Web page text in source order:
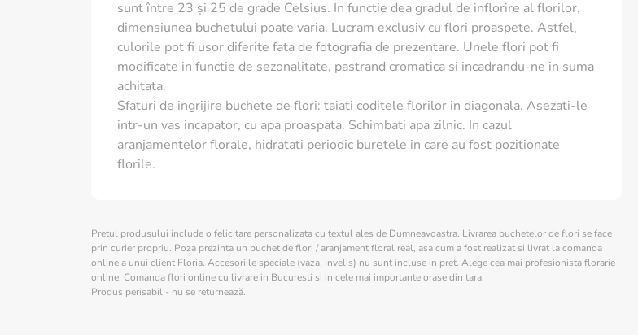
📅Detalii livrare:Ziua selectată în calendar este utilizată ca reper pentru
expediere, însă termenul exact de recepție poate fi influențat de logistica firmei
de transport.
🌿 Instrucțiuni pentru menținerea vitalității:
Protecție prin hidratare:
Pe durata transportului, lalelele dispun de o sursă
și rece.
Condiții de păstrare:Lalelele iubesc locurile răcoroase; evită plasarea lor
lângă ferestre însorite, calorifere sau în zone cu mulți curenți de aer.
sunt între 23 și 25 de grade Celsius. In functie dea gradul de inflorire al florilor,
dimensiunea buchetului poate varia. Lucram exclusiv cu flori proaspete. Astfel,
culorile pot fi usor diferite fata de fotografia de prezentare. Unele flori pot fi
modificate in functie de sezonalitate, pastrand cromatica si incadrandu-ne in suma
achitata.
Sfaturi de ingrijire buchete de flori: taiati coditele florilor in diagonala. Asezati-le
intr-un vas incapator, cu apa proaspata. Schimbati apa zilnic. In cazul
aranjamentelor florale, hidratati periodic buretele in care au fost pozitionate
florile.
Pretul produsului include o felicitare personalizata cu textul ales de Dumneavoastra. Livrarea buchetelor de flori se face
prin curier propriu. Poza prezinta un buchet de flori / aranjament floral real, asa cum a fost realizat si livrat la comanda
online a unui client Floria. Accesoriile speciale (vaza, invelis) nu sunt incluse in pret. Alege cea mai profesionista florarie
online. Comanda flori online cu livrare in Bucuresti si in cele mai importante orase din tara.
Produs perisabil - nu se returnează.